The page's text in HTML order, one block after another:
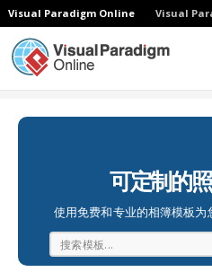
Visual Paradigm Online Visual
可定制的
使用免费和专业的相簿模板